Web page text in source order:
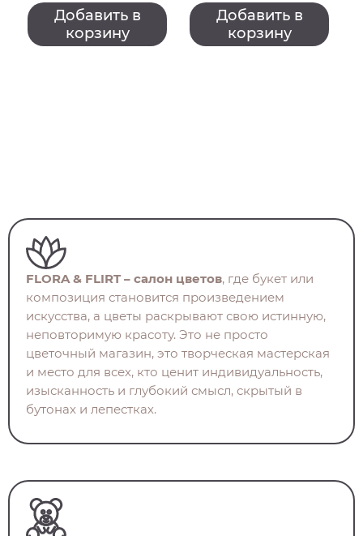
Добавить в
корзину
Добавить в
корзину
FLORA & FLIRT – салон цветов, где букет или
композиция становится произведением
искусства, а цветы раскрывают свою истинную,
неповторимую красоту. Это не просто
цветочный магазин, это творческая мастерская
и место для всех, кто ценит индивидуальность,
изысканность и глубокий смысл, скрытый в
бутонах и лепестках.